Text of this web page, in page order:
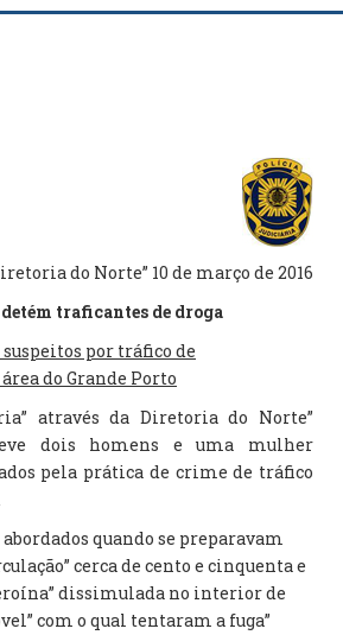
do Norte” 10 de março de 2016
traficantes de droga
por tráfico de
do Grande Porto
através da Diretoria do Norte”
dois homens e uma mulher
pela prática de crime de tráfico
quando se preparavam
cerca de cento e cinquenta e
dissimulada no interior de
com o qual tentaram a fuga”